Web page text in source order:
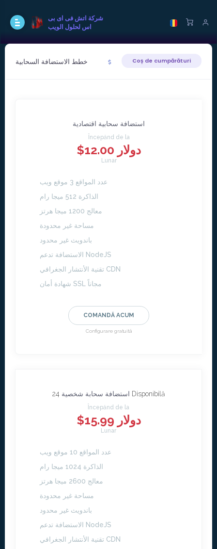
شركة اتش فى اى بى
اس لحلول الويب
خطط الاستضافة السحابية Coș de cumpărături
استضافة سحابية اقتصادية
Începănd de la
$12.00 دولار
Lunar
عدد المواقع 3 موقع ويب
الذاكرة 512 ميجا رام
معالج 1200 ميجا هرتز
مساحة غير محدودة
باندويث غير محدود
الاستضافة تدعم NodeJS
تقنية الأنتشار الجغرافي CDN
شهادة أمان SSL مجاناً
COMANDĂ ACUM
Configurare gratuită
استضافة سحابة شخصية 24 Disponibilă
Începănd de la
$15.99 دولار
Lunar
عدد المواقع 10 موقع ويب
الذاكرة 1024 ميجا رام
معالج 2600 ميجا هرتز
مساحة غير محدودة
باندويث غير محدود
الاستضافة تدعم NodeJS
تقنية الأنتشار الجغرافي CDN